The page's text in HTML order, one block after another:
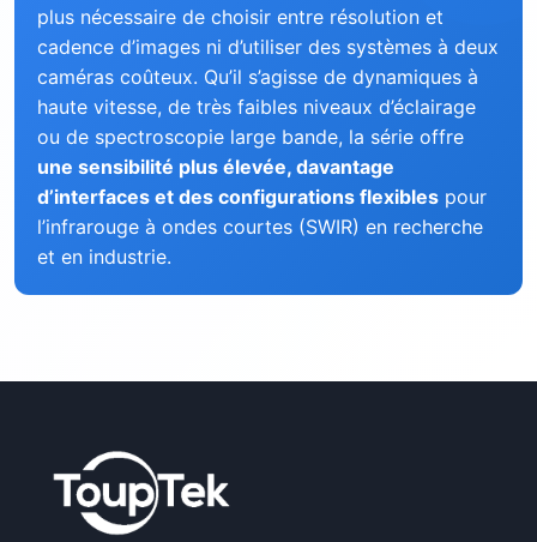
plus nécessaire de choisir entre résolution et
cadence d’images ni d’utiliser des systèmes à deux
caméras coûteux. Qu’il s’agisse de dynamiques à
haute vitesse, de très faibles niveaux d’éclairage
ou de spectroscopie large bande, la série offre
une sensibilité plus élevée, davantage
d’interfaces et des configurations flexibles pour
l’infrarouge à ondes courtes (SWIR) en recherche
et en industrie.